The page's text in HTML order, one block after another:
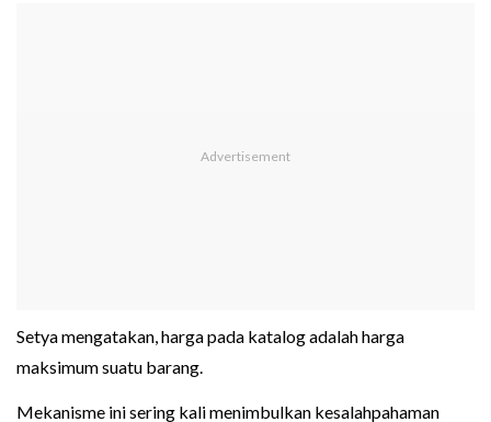
Setya mengatakan, harga pada katalog adalah harga
maksimum suatu barang.
Mekanisme ini sering kali menimbulkan kesalahpahaman